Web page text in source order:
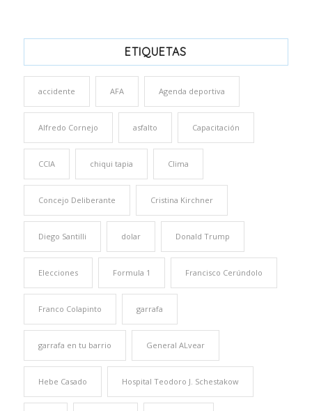
ETIQUETAS
accidente AFA Agenda deportiva
Alfredo Cornejo asfalto Capacitación
CCIA chiqui tapia Clima
Concejo Deliberante Cristina Kirchner
Diego Santilli dolar Donald Trump
Elecciones Formula 1 Francisco Cerúndolo
Franco Colapinto garrafa
garrafa en tu barrio General ALvear
Hebe Casado Hospital Teodoro J. Schestakow